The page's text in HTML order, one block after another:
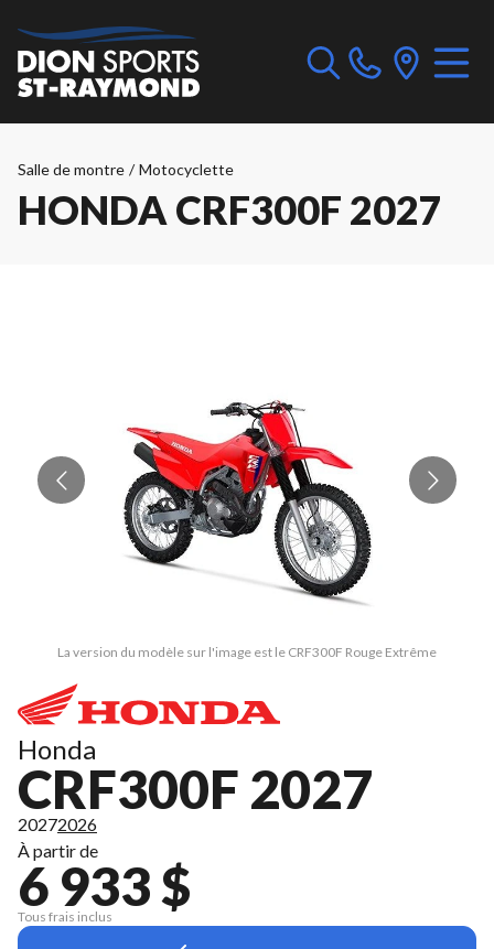
Salle de montre / Motocyclette
HONDA CRF300F 2027
La version du modèle sur l'image est le CRF300F Rouge Extrême
Honda
CRF300F 2027
20272026
À partir de
6 933 $
Tous frais inclus